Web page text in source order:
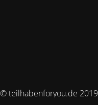
© teilhabenforyou.de 2019